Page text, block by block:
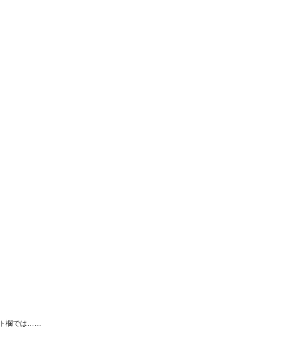
欄では……